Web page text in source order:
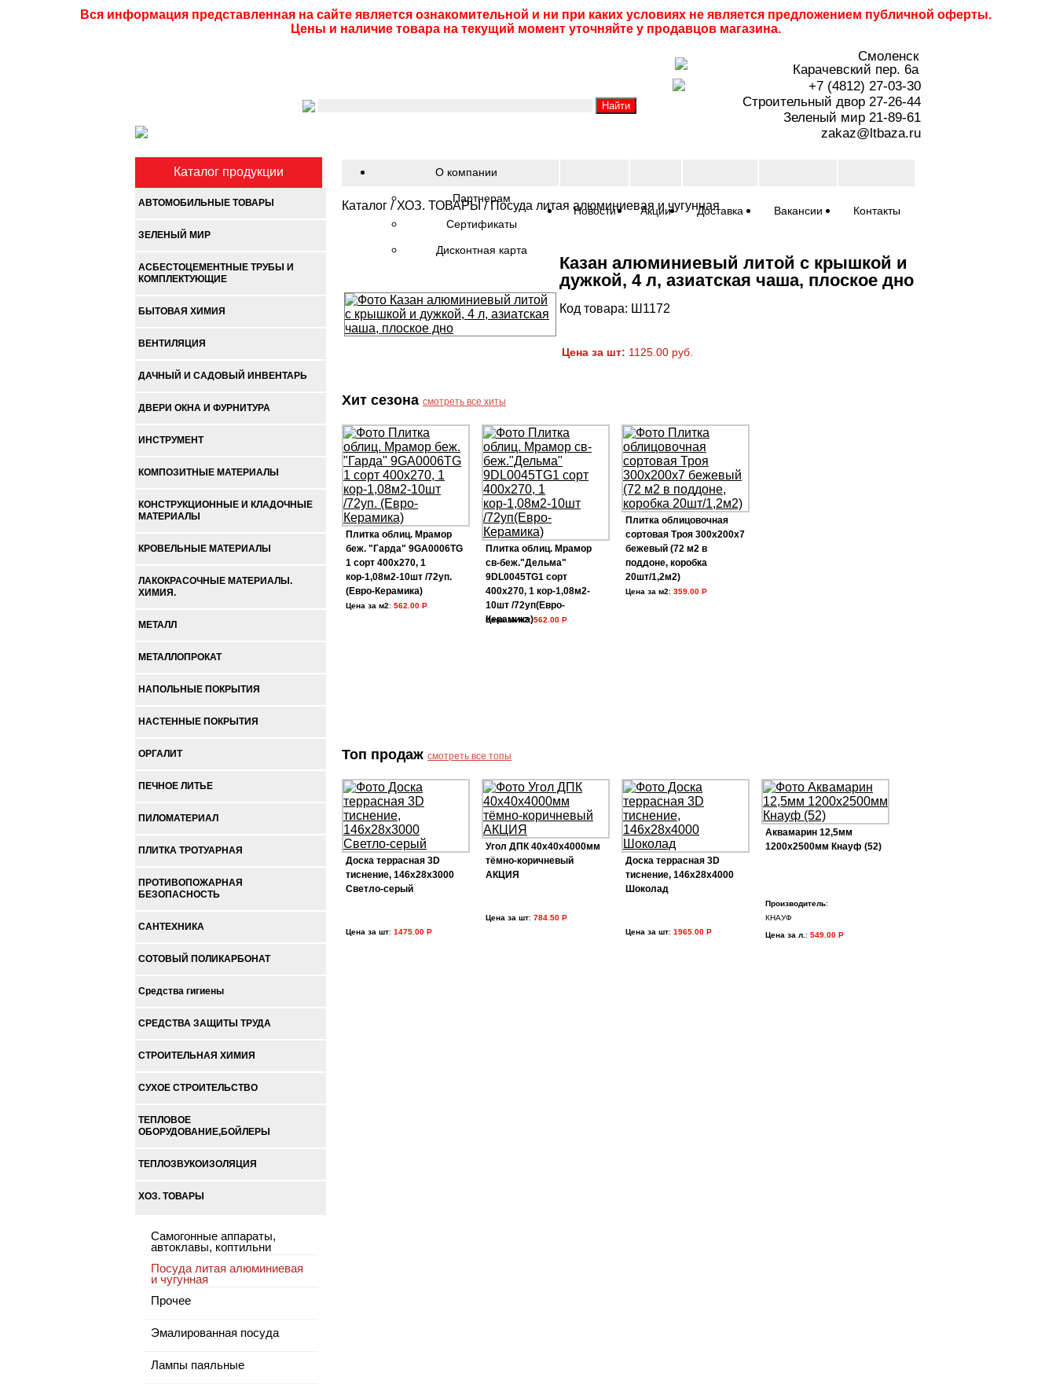
Вся информация представленная на сайте является ознакомительной и ни при каких условиях не является предложением публичной оферты.
Цены и наличие товара на текущий момент уточняйте у продавцов магазина.
Смоленск
Карачевский пер. 6a
+7 (4812) 27-03-30
Строительный двор 27-26-44
Зеленый мир 21-89-61
zakaz@ltbaza.ru
Каталог продукции
АВТОМОБИЛЬНЫЕ ТОВАРЫ
ЗЕЛЕНЫЙ МИР
АСБЕСТОЦЕМЕНТНЫЕ ТРУБЫ И
КОМПЛЕКТУЮЩИЕ
БЫТОВАЯ ХИМИЯ
ВЕНТИЛЯЦИЯ
ДАЧНЫЙ И САДОВЫЙ ИНВЕНТАРЬ
ДВЕРИ ОКНА И ФУРНИТУРА
ИНСТРУМЕНТ
КОМПОЗИТНЫЕ МАТЕРИАЛЫ
КОНСТРУКЦИОННЫЕ И КЛАДОЧНЫЕ
МАТЕРИАЛЫ
КРОВЕЛЬНЫЕ МАТЕРИАЛЫ
ЛАКОКРАСОЧНЫЕ МАТЕРИАЛЫ.
ХИМИЯ.
МЕТАЛЛ
МЕТАЛЛОПРОКАТ
НАПОЛЬНЫЕ ПОКРЫТИЯ
НАСТЕННЫЕ ПОКРЫТИЯ
ОРГАЛИТ
ПЕЧНОЕ ЛИТЬЕ
ПИЛОМАТЕРИАЛ
ПЛИТКА ТРОТУАРНАЯ
ПРОТИВОПОЖАРНАЯ
БЕЗОПАСНОСТЬ
САНТЕХНИКА
СОТОВЫЙ ПОЛИКАРБОНАТ
Средства гигиены
СРЕДСТВА ЗАЩИТЫ ТРУДА
СТРОИТЕЛЬНАЯ ХИМИЯ
СУХОЕ СТРОИТЕЛЬСТВО
ТЕПЛОВОЕ
ОБОРУДОВАНИЕ,БОЙЛЕРЫ
ТЕПЛОЗВУКОИЗОЛЯЦИЯ
ХОЗ. ТОВАРЫ
Самогонные аппараты,
автоклавы, коптильни
Посуда литая алюминиевая
и чугунная
Прочее
Эмалированная посуда
Лампы паяльные
О компании
Партнерам
Сертификаты
Дисконтная карта
Новости Акции Доставка Вакансии Контакты
Каталог /ХОЗ. ТОВАРЫ/Посуда литая алюминиевая и чугунная
Казан алюминиевый литой с крышкой и
дужкой, 4 л, азиатская чаша, плоское дно
Код товара: Ш1172
Цена за шт: 1125.00 руб.
Хит сезона смотреть все хиты
Плитка облиц. Мрамор
беж. "Гарда" 9GA0006TG
1 сорт 400х270, 1
кор-1,08м2-10шт /72уп.
(Евро-Керамика)
Цена за м2: 562.00 Р
Плитка облиц. Мрамор
св-беж."Дельма"
9DL0045TG1 сорт
400х270, 1 кор-1,08м2-
10шт /72уп(Евро-
Керамика)
Цена за м2:562.00 Р
Плитка облицовочная
сортовая Троя 300х200х7
бежевый (72 м2 в
поддоне, коробка
20шт/1,2м2)
Цена за м2: 359.00 Р
Топ продаж смотреть все топы
Доска террасная 3D
тиснение, 146х28х3000
Светло-серый
Цена за шт: 1475.00 Р
Угол ДПК 40х40х4000мм
тёмно-коричневый
АКЦИЯ
Цена за шт: 784.50 Р
Доска террасная 3D
тиснение, 146х28х4000
Шоколад
Цена за шт: 1965.00 Р
Аквамарин 12,5мм
1200х2500мм Кнауф (52)
Производитель:
КНАУФ
Цена за л. : 549.00 Р